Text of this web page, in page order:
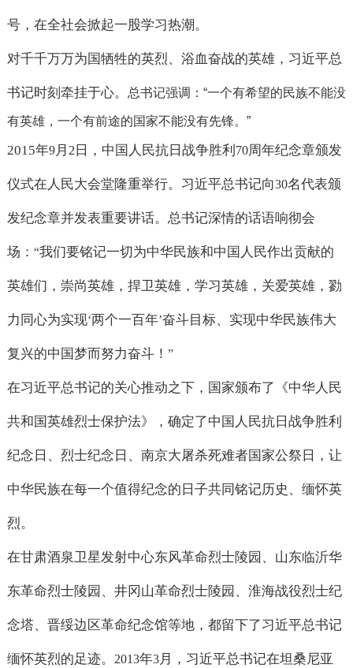
号，在全社会掀起一股学习热潮。
对千千万万为国牺牲的英烈、浴血奋战的英雄，习近平总
书记时刻牵挂于心。 总书记强调： “一个有希望的民族不能没
有英雄，一个有前途的国家不能没有先锋。 ”
2015年9月 2日，中国人民抗日战争胜利 70周年纪念章颁发
仪式在人民大会堂隆重举行。习近平总书记向30名代表颁
发纪念章并发表重要讲话。总书记深情的话语响彻会
场： “我们要铭记一切为中华民族和中国人民作出贡献的
英雄们，崇尚英雄，捍卫英雄，学习英雄，关爱英雄，勠
力同心为实现‘两个一百年’奋斗目标、实现中华民族伟大
复兴的中国梦而努力奋斗！ ”
在习近平总书记的关心推动之下，国家颁布了《中华人民
共和国英雄烈士保护法》，确定了中国人民抗日战争胜利
纪念日、烈士纪念日、南京大屠杀死难者国家公祭日，让
中华民族在每一个值得纪念的日子共同铭记历史、缅怀英
烈。
在甘肃酒泉卫星发射中心东风革命烈士陵园、山东临沂华
东革命烈士陵园、井冈山革命烈士陵园、淮海战役烈士纪
念塔、晋绥边区革命纪念馆等地，都留下了习近平总书记
缅怀英烈的足迹。 2013年3月，习近平总书记在坦桑尼亚